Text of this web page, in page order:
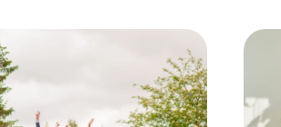
se:
närmaste kontor.